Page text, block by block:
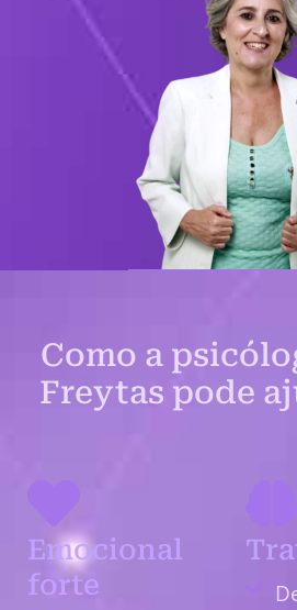
Como a
Freytas pode
Emocional
forte